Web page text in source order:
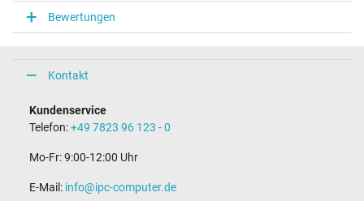
Bewertungen
Kontakt
Kundenservice
Telefon:+49 7823 96 123 - 0
Mo-Fr: 9:00-12:00 Uhr
E-Mail: info@ipc-computer.de